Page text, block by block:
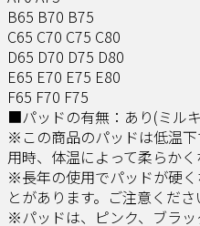
B65 B70 B75
C65 C70 C75 C80
D65 D70 D75 D80
E65 E70 E75 E80
F65 F70 F75
■パッドの有無：あり(ミル
※この商品のパッドは低温
用時、体温によって柔らか
※長年の使用でパッドが硬
とがあります。ご注意くださ
※パッドは、ピンク、ブラ